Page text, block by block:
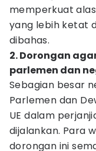
memperkuat
yang lebih ketat
dibahas.
2. Dorongan
parlemen dan
Sebagian besar
Parlemen dan
UE dalam
dijalankan. Para
dorongan ini